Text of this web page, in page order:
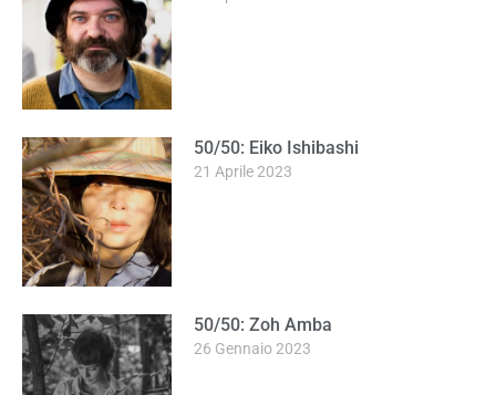
50/50: Eiko Ishibashi
21 Aprile 2023
50/50: Zoh Amba
26 Gennaio 2023